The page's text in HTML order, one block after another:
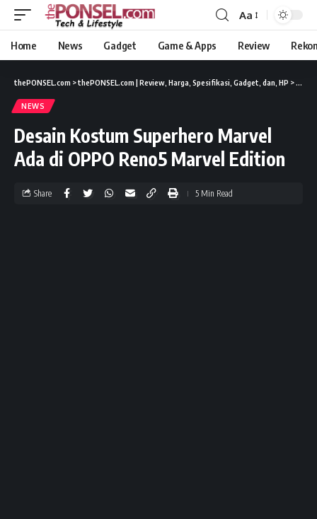
Aa
Home News Gadget Game & Apps Review
thePONSEL.com >thePONSEL.com | Review, Harga, Spesifikasi, Gadget, dan, HP > News
NEWS
Desain Kostum Superhero Marvel
Ada di OPPO Reno5 Marvel Edition
Share 5 Min Read